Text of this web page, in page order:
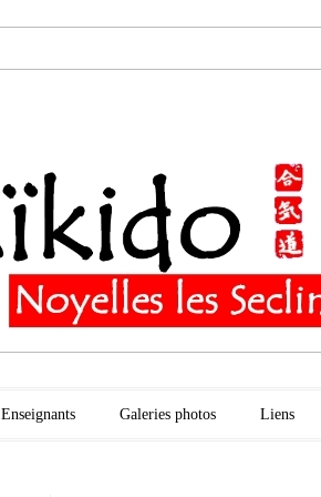
Enseignants Galeries photos Liens